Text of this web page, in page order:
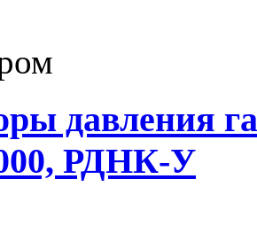
давления
РДНК-У